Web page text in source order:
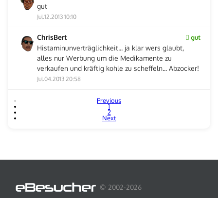
gut
Jul.12.2013 10:10
ChrisBert gut
Histaminunverträglichkeit... ja klar wers glaubt,
alles nur Werbung um die Medikamente zu
verkaufen und kräftig kohle zu scheffeln... Abzocker!
Jul.04.2013 20:58
Previous
1
2
Next
© 2002-2026